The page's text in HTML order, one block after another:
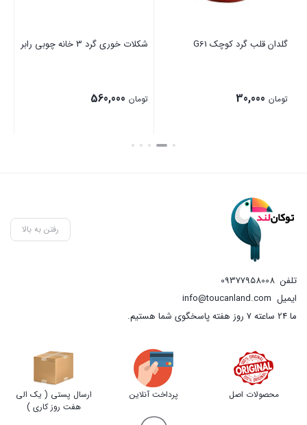
گلدان قلب گرد کوچک G61
تومان
شکلات خوری گرد 3 خانه چوبی رابر
تومان
رفتن به بالا
تلفن 09377958008
ایمیل info@toucanland.com
ما 24 ساعته 7 روز هفته پاسخگوی شما هستیم.
محصولات اصل پرداخت آنلاین
ارسال پستی ( یک الی
هفت روز کاری )